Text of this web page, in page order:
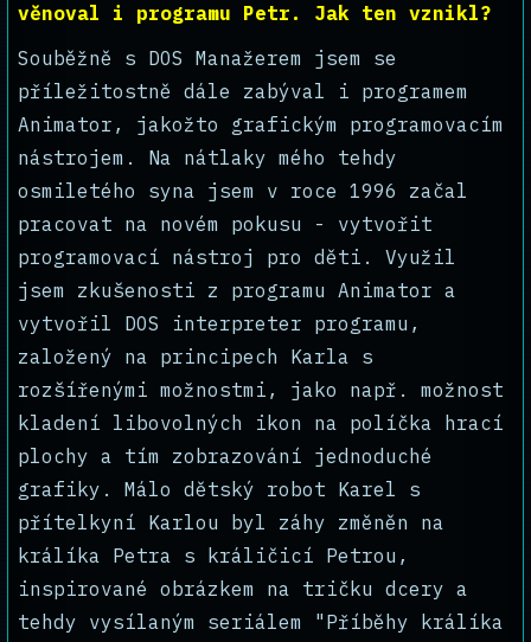
věnoval i programu Petr. Jak ten vznikl?
Souběžně s DOS Manažerem jsem se
příležitostně dále zabýval i programem
Animator, jakožto grafickým programovacím
nástrojem. Na nátlaky mého tehdy
osmiletého syna jsem v roce 1996 začal
pracovat na novém pokusu - vytvořit
programovací nástroj pro děti. Využil
jsem zkušenosti z programu Animator a
vytvořil DOS interpreter programu,
založený na principech Karla s
rozšířenými možnostmi, jako např. možnost
kladení libovolných ikon na políčka hrací
plochy a tím zobrazování jednoduché
grafiky. Málo dětský robot Karel s
přítelkyní Karlou byl záhy změněn na
králíka Petra s králičicí Petrou,
inspirované obrázkem na tričku dcery a
tehdy vysílaným seriálem "Příběhy králíka